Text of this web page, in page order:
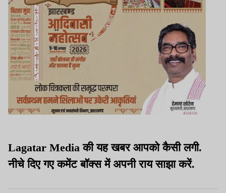
Lagatar Media की यह खबर आपको कैसी लगी.
नीचे दिए गए कमेंट बॉक्स में अपनी राय साझा करें.